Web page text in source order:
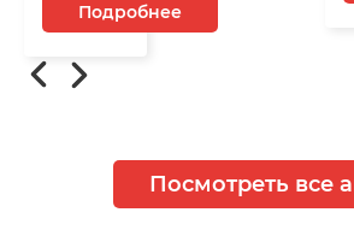
Подробнее
Посмотреть все